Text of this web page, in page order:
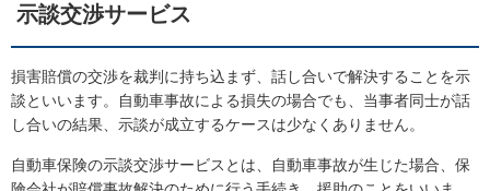
示談交渉サービス
損害賠償の交渉を裁判に持ち込まず、話し合いで解決することを示
談といいます。自動車事故による損失の場合でも、当事者同士が話
し合いの結果、示談が成立するケースは少なくありません。
自動車保険の示談交渉サービスとは、自動車事故が生じた場合、保